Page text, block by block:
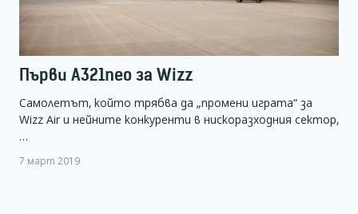
Първи А321neo за Wizz
Самолетът, който трябва да „промени играта“ за
Wizz Air и нейните конкуренти в нискоразходния сектор,
…
7 март 2019